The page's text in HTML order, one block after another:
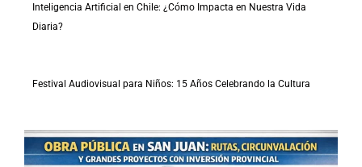
Inteligencia Artificial en Chile: ¿Cómo Impacta en Nuestra Vida
Diaria?
Festival Audiovisual para Niños: 15 Años Celebrando la Cultura